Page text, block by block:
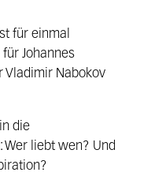
für einmal
Johannes
Vladimir Nabokov
die
liebt wen? Und